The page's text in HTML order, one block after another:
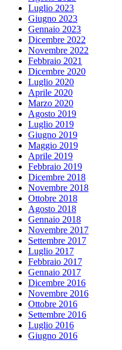
Luglio 2023
Giugno 2023
Gennaio 2023
Dicembre 2022
Novembre 2022
Febbraio 2021
Dicembre 2020
Luglio 2020
Aprile 2020
Marzo 2020
Agosto 2019
Luglio 2019
Giugno 2019
Maggio 2019
Aprile 2019
Febbraio 2019
Dicembre 2018
Novembre 2018
Ottobre 2018
Agosto 2018
Gennaio 2018
Novembre 2017
Settembre 2017
Luglio 2017
Febbraio 2017
Gennaio 2017
Dicembre 2016
Novembre 2016
Ottobre 2016
Settembre 2016
Luglio 2016
Giugno 2016